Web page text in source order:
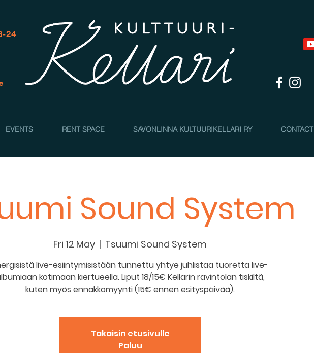
24
EVENTS RENT SPACE SAVONLINNA KULTUURIKELLARI RY CONTACT
Sound System
Fri 12 May
  |
Tsuumi Sound System
live-esiintymisistään tunnettu yhtye juhlistaa tuoretta live-
kotimaan kiertueella. Liput 18/15€ Kellarin ravintolan tiskiltä,
kuten myös ennakkomyynti (15€ ennen esityspäivää).
Takaisin etusivulle
Paluu